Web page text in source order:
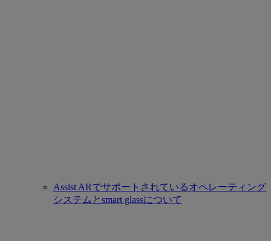
Assist ARでサポートされているオペレーティング
システムとsmart glassについて